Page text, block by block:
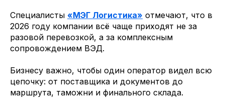
Специалисты «МЭГ Логистика» отмечают, что в
2026 году компании всё чаще приходят не за
разовой перевозкой, а за комплексным
сопровождением ВЭД.
Бизнесу важно, чтобы один оператор видел всю
цепочку: от поставщика и документов до
маршрута, таможни и финального склада.